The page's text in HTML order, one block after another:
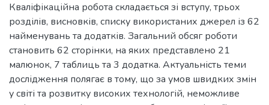
Кваліфікаційна робота складається зі вступу, трьох
розділів, висновків, списку використаних джерел із 62
найменувань та додатків. Загальний обсяг роботи
становить 62 сторінки, на яких представлено 21
малюнок, 7 таблиць та 3 додатка. Актуальність теми
дослідження полягає в тому, що за умов швидких змін
у світі та розвитку високих технологій, неможливе